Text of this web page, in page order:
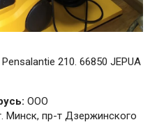
Pensalantie 210. 66850 JEPUA
ООО
Минск, пр-т Дзержинского